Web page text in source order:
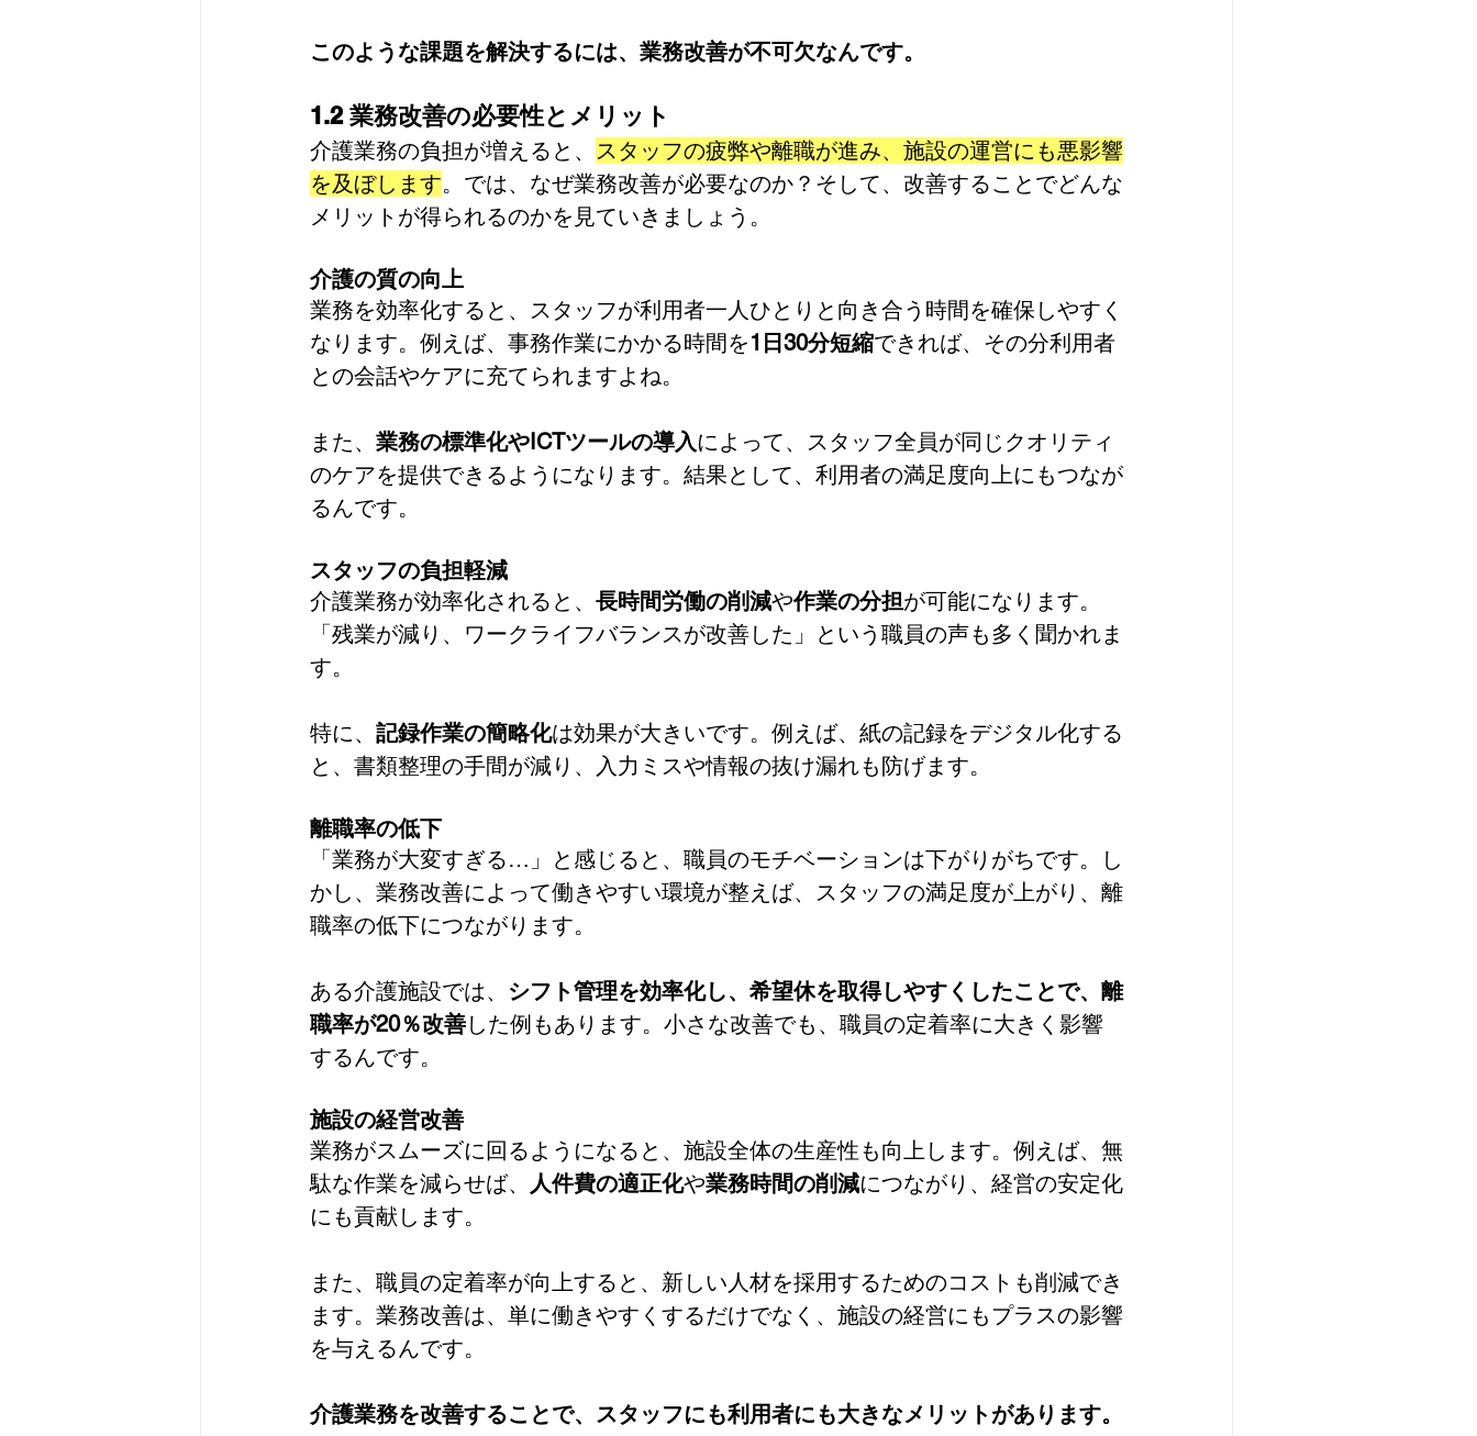
このような課題を解決するには、業務改善が不可欠なんです。
1.2 業務改善の必要性とメリット
介護業務の負担が増えると、
スタッフの疲弊や離職が進み、施設の運営にも悪影響
を及ぼします。では、なぜ業務改善が必要なのか？そして、改善することでどんな
メリットが得られるのかを見ていきましょう。
介護の質の向上
業務を効率化すると、スタッフが利用者一人ひとりと向き合う時間を確保しやすく
なります。例えば、事務作業にかかる時間を1日30分短縮できれば、その分利用者
との会話やケアに充てられますよね。
また、 業務の標準化やICTツールの導入 によって、スタッフ全員が同じクオリティ
のケアを提供できるようになります。結果として、利用者の満足度向上にもつなが
るんです。
スタッフの負担軽減
介護業務が効率化されると、 長時間労働の削減や作業の分担が可能になります。
「残業が減り、ワークライフバランスが改善した」という職員の声も多く聞かれま
す。
特に、 記録作業の簡略化は効果が大きいです。例えば、紙の記録をデジタル化する
と、書類整理の手間が減り、入力ミスや情報の抜け漏れも防げます。
離職率の低下
「業務が大変すぎる…」と感じると、職員のモチベーションは下がりがちです。し
かし、業務改善によって働きやすい環境が整えば、スタッフの満足度が上がり、離
職率の低下につながります。
ある介護施設では、 シフト管理を効率化し、希望休を取得しやすくしたことで、離
職率が20％改善した例もあります。小さな改善でも、職員の定着率に大きく影響
するんです。
施設の経営改善
業務がスムーズに回るようになると、施設全体の生産性も向上します。例えば、無
駄な作業を減らせば、
人件費の適正化や業務時間の削減につながり、経営の安定化
にも貢献します。
また、職員の定着率が向上すると、新しい人材を採用するためのコストも削減でき
ます。業務改善は、単に働きやすくするだけでなく、施設の経営にもプラスの影響
を与えるんです。
介護業務を改善することで、スタッフにも利用者にも大きなメリットがあります。